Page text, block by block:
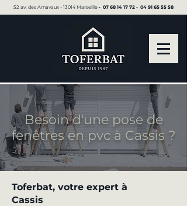
52 av. des Arnavaux - 13014 Marseille ▪︎ 07 68 14 17 72 ▪︎ 04 91 65 55 58
Besoin d'une pose de
fenêtres en pvc à Cassis ?
Toferbat, votre expert à
Cassis